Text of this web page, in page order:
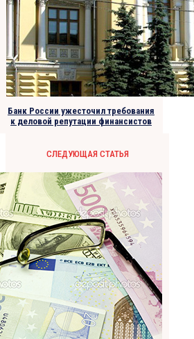
Банк России ужесточил требования
к деловой репутации финансистов
СЛЕДУЮЩАЯ СТАТЬЯ